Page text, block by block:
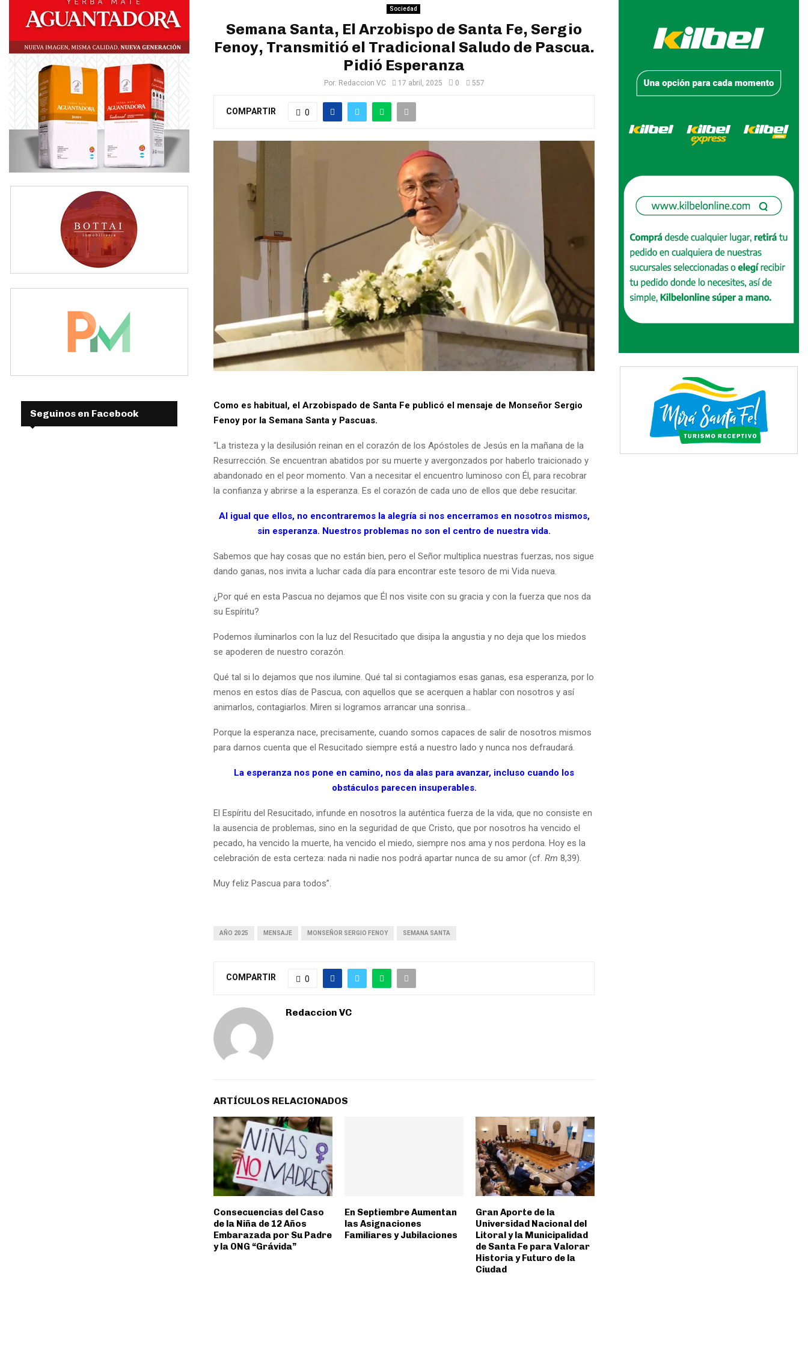
Sociedad
Semana Santa, El Arzobispo de Santa Fe, Sergio
Fenoy, Transmitió el Tradicional Saludo de Pascua.
Pidió Esperanza
Por: Redaccion VC 17 abril, 2025 0 557
COMPARTIR 0
Como es habitual, el Arzobispado de Santa Fe publicó el mensaje de Monseñor Sergio
Fenoy por la Semana Santa y Pascuas.
“La tristeza y la desilusión reinan en el corazón de los Apóstoles de Jesús en la mañana de la
Resurrección. Se encuentran abatidos por su muerte y avergonzados por haberlo traicionado y
abandonado en el peor momento. Van a necesitar el encuentro luminoso con Él, para recobrar
la confianza y abrirse a la esperanza. Es el corazón de cada uno de ellos que debe resucitar.
Al igual que ellos, no encontraremos la alegría si nos encerramos en nosotros mismos,
sin esperanza. Nuestros problemas no son el centro de nuestra vida.
Sabemos que hay cosas que no están bien, pero el Señor multiplica nuestras fuerzas, nos sigue
dando ganas, nos invita a luchar cada día para encontrar este tesoro de mi Vida nueva.
¿Por qué en esta Pascua no dejamos que Él nos visite con su gracia y con la fuerza que nos da
su Espíritu?
Podemos iluminarlos con la luz del Resucitado que disipa la angustia y no deja que los miedos
se apoderen de nuestro corazón.
Qué tal si lo dejamos que nos ilumine. Qué tal si contagiamos esas ganas, esa esperanza, por lo
menos en estos días de Pascua, con aquellos que se acerquen a hablar con nosotros y así
animarlos, contagiarlos. Miren si logramos arrancar una sonrisa…
Porque la esperanza nace, precisamente, cuando somos capaces de salir de nosotros mismos
para darnos cuenta que el Resucitado siempre está a nuestro lado y nunca nos defraudará.
La esperanza nos pone en camino, nos da alas para avanzar, incluso cuando los
obstáculos parecen insuperables.
El Espíritu del Resucitado, infunde en nosotros la auténtica fuerza de la vida, que no consiste en
la ausencia de problemas, sino en la seguridad de que Cristo, que por nosotros ha vencido el
pecado, ha vencido la muerte, ha vencido el miedo, siempre nos ama y nos perdona. Hoy es la
celebración de esta certeza: nada ni nadie nos podrá apartar nunca de su amor (cf. Rm 8,39).
Muy feliz Pascua para todos”.
AÑO 2025 MENSAJE MONSEÑOR SERGIO FENOY SEMANA SANTA
COMPARTIR 0
Redaccion VC
ARTÍCULOS RELACIONADOS
Consecuencias del Caso
de la Niña de 12 Años
Embarazada por Su Padre
y la ONG “Grávida”
En Septiembre Aumentan
las Asignaciones
Familiares y Jubilaciones
Gran Aporte de la
Universidad Nacional del
Litoral y la Municipalidad
de Santa Fe para Valorar
Historia y Futuro de la
Ciudad
Seguinos en Facebook